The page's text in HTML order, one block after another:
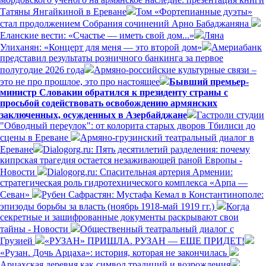
Татяны Янгайкиной в Ереване
Том «Фортепианные дуэты»
стал продолжением Собрания сочинений Арно Бабаджаняна
Еланские вести: «Счастье — иметь свой дом...»
Ляна
Улиханян: «Концерт для меня — это второй дом»
Америабанк
представил результаты розничного банкинга за первое
полугодие 2026 года
Армяно-российские культурные связи –
это не про прошлое, это про настоящее
Бывший премьер-
министр Словакии обратился к президенту страны с
просьбой содействовать освобождению армянских
заключенных, осужденных в Азербайджане
Гастроли студии
"Обводный переулок": от колорита старых дворов Тбилиси до
сцены в Ереване
Армяно-грузинский театральный диалог в
Ереване
Dialogorg.ru: Пять десятилетий разделения: почему
кипрская трагедия остается незаживающей раной Европы -
Новости
Dialogorg.ru: Спасительная артерия Армении:
стратегическая роль гидротехнического комплекса «Арпа —
Севан»
Рубен Сафрастян: Мустафа Кемал в Константинополе:
эпизоды борьбы за власть (ноябрь 1918-май 1919 гг.)
Когда
секретные и зашифрованные документы раскрывают свои
тайны - Новости
Общественный театральный диалог с
Грузией
«РУЗАН» ПРИШЛА. РУЗАН — ЕЩЕ ПРИДЕТ!
«Рузан. Дочь Арцаха»: история, которая не закончилась